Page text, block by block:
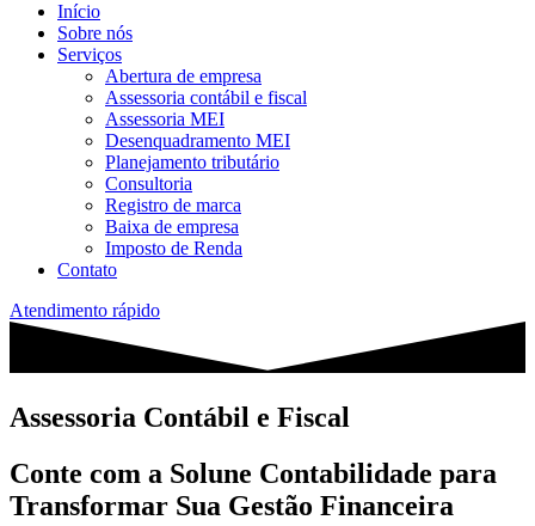
Início
Sobre nós
Serviços
Abertura de empresa
Assessoria contábil e fiscal
Assessoria MEI
Desenquadramento MEI
Planejamento tributário
Consultoria
Registro de marca
Baixa de empresa
Imposto de Renda
Contato
Atendimento rápido
Assessoria Contábil e Fiscal
Conte com a Solune Contabilidade para
Transformar Sua Gestão Financeira